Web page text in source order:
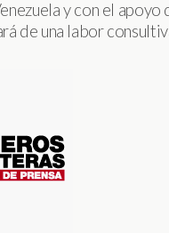
y con el apoyo
de una labor